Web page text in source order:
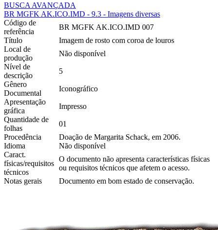
BUSCA AVANÇADA
BR MGFK AK.ICO.IMD - 9.3 - Imagens diversas
Código de
referência
BR MGFK AK.ICO.IMD 007
Título
Imagem de rosto com coroa de louros
Local de
produção
Não disponível
Nível de
descrição
5
Gênero
Documental
Iconográfico
Apresentação
gráfica
Impresso
Quantidade de
folhas
01
Procedência
Doação de Margarita Schack, em 2006.
Idioma
Não disponível
Caract.
físicas/requisitos
técnicos
O documento não apresenta características físicas
ou requisitos técnicos que afetem o acesso.
Notas gerais
Documento em bom estado de conservação.